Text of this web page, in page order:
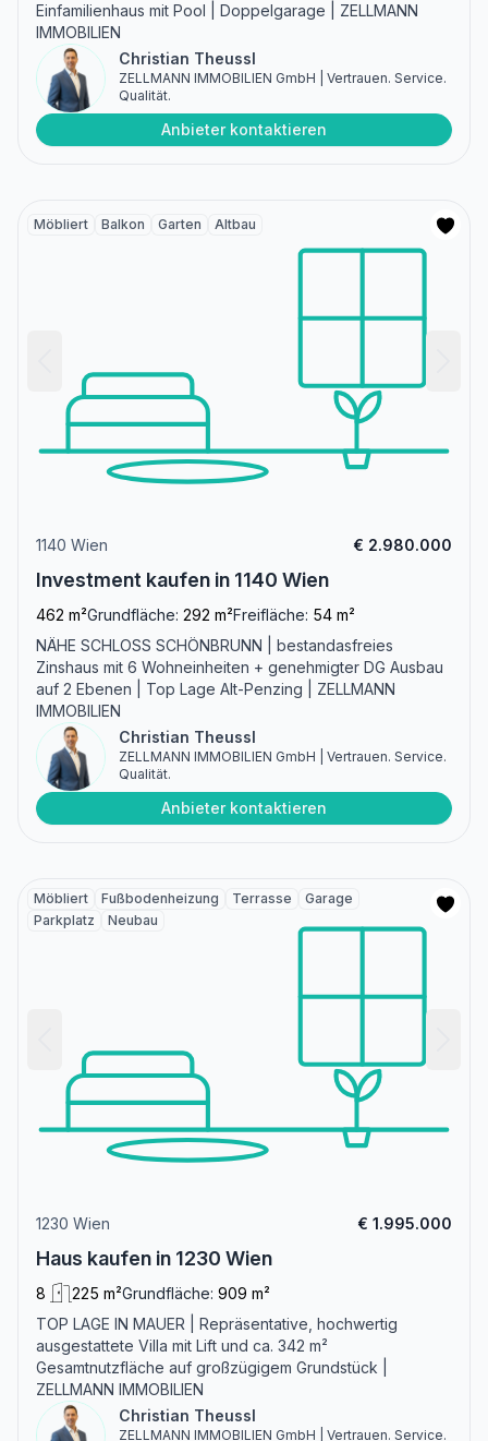
Einfamilienhaus mit Pool | Doppelgarage | ZELLMANN
IMMOBILIEN
Christian Theussl
ZELLMANN IMMOBILIEN GmbH | Vertrauen. Service.
Qualität.
Anbieter kontaktieren
Möbliert Balkon Garten Altbau
1140 Wien € 2.980.000
Investment kaufen in 1140 Wien
462 m²Grundfläche: 292 m²Freifläche: 54 m²
NÄHE SCHLOSS SCHÖNBRUNN | bestandasfreies
Zinshaus mit 6 Wohneinheiten + genehmigter DG Ausbau
auf 2 Ebenen | Top Lage Alt-Penzing | ZELLMANN
IMMOBILIEN
Christian Theussl
ZELLMANN IMMOBILIEN GmbH | Vertrauen. Service.
Qualität.
Anbieter kontaktieren
Möbliert Fußbodenheizung Terrasse
Garage
Parkplatz
Neubau
1230 Wien € 1.995.000
Haus kaufen in 1230 Wien
8 225 m²Grundfläche: 909 m²
TOP LAGE IN MAUER | Repräsentative, hochwertig
ausgestattete Villa mit Lift und ca. 342 m²
Gesamtnutzfläche auf großzügigem Grundstück |
ZELLMANN IMMOBILIEN
Christian Theussl
ZELLMANN IMMOBILIEN GmbH | Vertrauen. Service.